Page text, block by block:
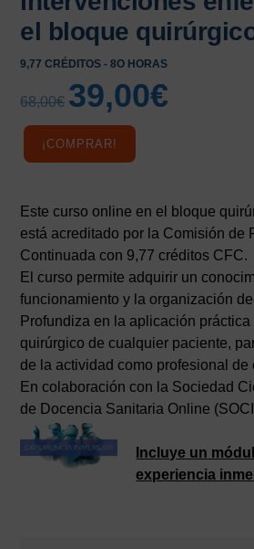
el bloque
9,77 CRÉDITOS - 8O HORAS
68,00€
El
precio
39,00€
¡COMPRAR!
Este curso online en el bloque
está acreditado por la Comisión de
Continuada con 9,77 créditos CFC.
El curso permite adquirir un
funcionamiento y la organización
Profundiza en la aplicación práctica
quirúrgico de cualquier paciente,
de la actividad como profesional de
En colaboración con la Sociedad
de Docencia Sanitaria Online
Incluye un
experiencia